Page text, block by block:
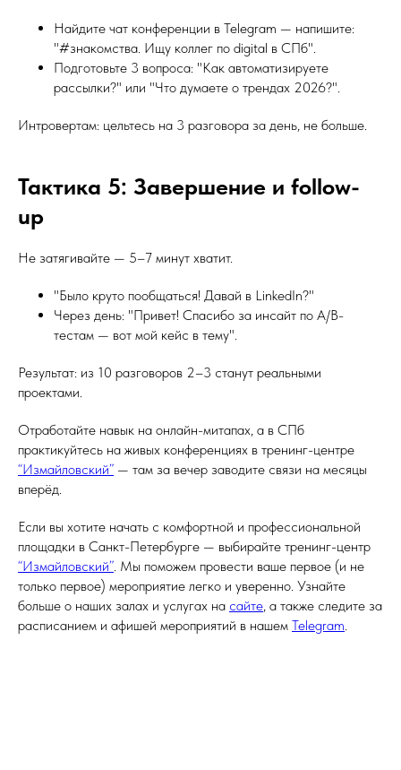
Найдите чат конференции в Telegram — напишите:
"#знакомства. Ищу коллег по digital в СПб".
Подготовьте 3 вопроса: "Как автоматизируете
рассылки?" или "Что думаете о трендах 2026?".
Интровертам: цельтесь на 3 разговора за день, не больше.
Тактика 5: Завершение и follow-
up
Не затягивайте — 5–7 минут хватит.
"Было круто пообщаться! Давай в LinkedIn?"
Через день: "Привет! Спасибо за инсайт по A/B-
тестам — вот мой кейс в тему".
Результат: из 10 разговоров 2–3 станут реальными
проектами.
Отработайте навык на онлайн-митапах, а в СПб
практикуйтесь на живых конференциях в тренинг-центре
“Измайловский” — там за вечер заводите связи на месяцы
вперёд.
Если вы хотите начать с комфортной и профессиональной
площадки в Санкт-Петербурге — выбирайте тренинг-центр
“Измайловский” . Мы поможем провести ваше первое (и не
только первое) мероприятие легко и уверенно. Узнайте
больше о наших залах и услугах на сайте , а также следите за
расписанием и афишей мероприятий в нашем Telegram